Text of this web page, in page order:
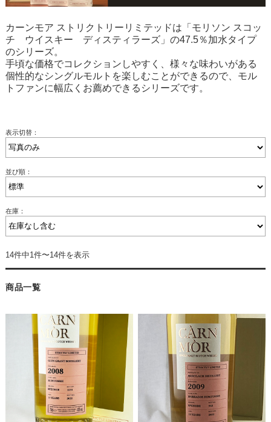
カーンモア ストリクトリーリミテッドは「モリソン スコッ
チ ウイスキー ディスティラーズ」の47.5％加水タイプ
のシリーズ。
手頃な価格でコレクションしやすく、様々な味わいがある
個性的なシングルモルトを楽しむことができるので、モル
トファンに幅広くお薦めできるシリーズです。
表示切替：
並び順：
在庫：
14件中1件〜14件を表示
商品一覧